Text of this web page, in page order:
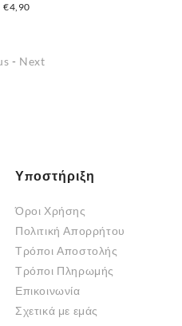
€4,90
- Next
Υποστήριξη
Όροι Χρήσης
Πολιτική Απορρήτου
Τρόποι Αποστολής
Τρόποι Πληρωμής
Επικοινωνία
Σχετικά με εμάς